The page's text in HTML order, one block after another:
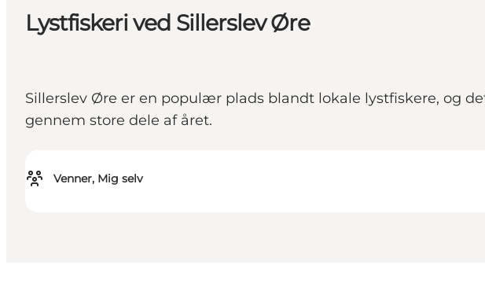
Lystfiskeri ved Sillerslev Øre
Sillerslev Øre er en populær plads blandt lokale lystfiskere, og
gennem store dele af året.
Venner, Mig selv